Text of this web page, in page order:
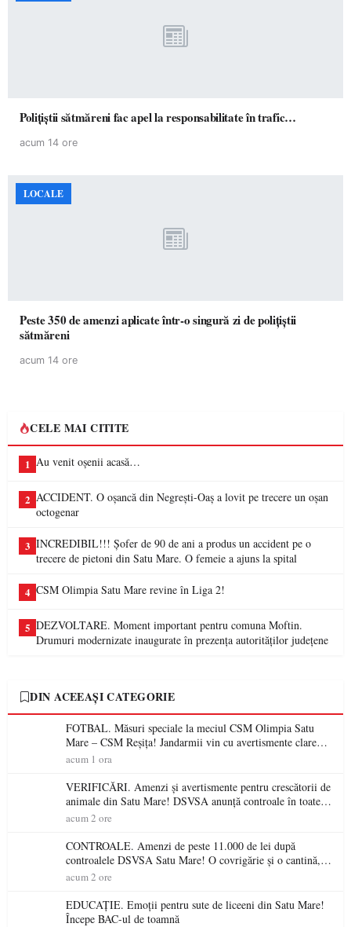
Polițiștii sătmăreni fac apel la responsabilitate în trafic…
acum 14 ore
LOCALE
Peste 350 de amenzi aplicate într-o singură zi de polițiștii
sătmăreni
acum 14 ore
CELE MAI CITITE
1 Au venit oșenii acasă…
2 ACCIDENT. O oșancă din Negrești-Oaș a lovit pe trecere un oșan
octogenar
3 INCREDIBIL!!! Șofer de 90 de ani a produs un accident pe o
trecere de pietoni din Satu Mare. O femeie a ajuns la spital
4 CSM Olimpia Satu Mare revine în Liga 2!
5 DEZVOLTARE. Moment important pentru comuna Moftin.
Drumuri modernizate inaugurate în prezența autorităților județene
DIN ACEEAȘI CATEGORIE
FOTBAL. Măsuri speciale la meciul CSM Olimpia Satu
Mare – CSM Reșița! Jandarmii vin cu avertismente clare
pentru suporteri
acum 1 ora
VERIFICĂRI. Amenzi și avertismente pentru crescătorii de
animale din Satu Mare! DSVSA anunță controale în toate
gospodăriile și face apel la respectarea legii
acum 2 ore
CONTROALE. Amenzi de peste 11.000 de lei după
controalele DSVSA Satu Mare! O covrigărie și o cantină,
sancționate pentru nereguli
acum 2 ore
EDUCAȚIE. Emoții pentru sute de liceeni din Satu Mare!
Începe BAC-ul de toamnă